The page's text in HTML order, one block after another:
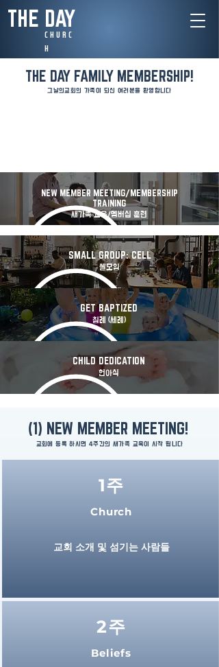
THE DAY
C H U R C
H​
THE DAY FAMILY MEMBERSHIP!
​그날의교회의 가족이 되신 여러분을 환영합니다
NEW MEMBER MEETING/MEMBERSHIP
TRAINING
새가족 교육/멤버십 훈련
SMALL GROUP: CELL
셀모임
GET BAPTIZED
침례 (세례)
CHILD DEDICATION
헌아식
(1) NEW MEMBER MEETING!
교회에 등록 하시면 4주간의 새가족 교육이 시작 됩니다
1주
Church
교회 소개 및 섬기는 사람들
2주
Beliefs